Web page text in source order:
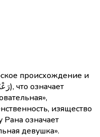
происхождение и
изящество
означает
девушка».